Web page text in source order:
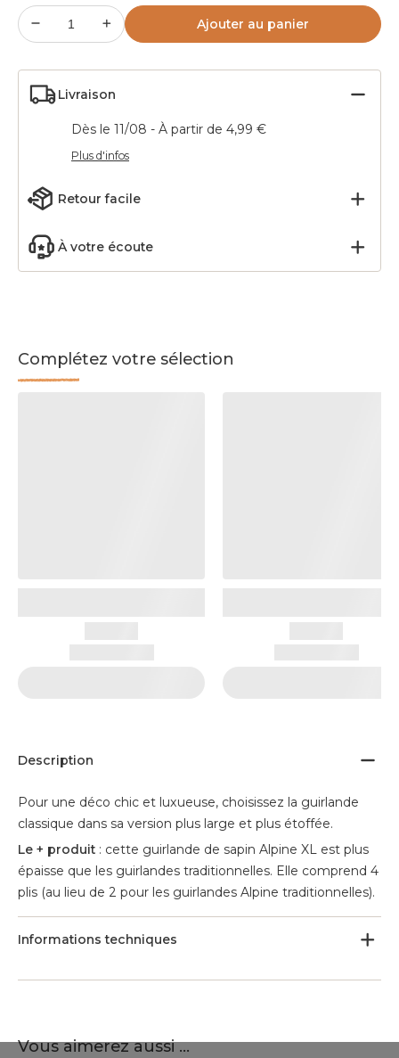
Ajouter au panier
Livraison
Dès le 11/08 - À partir de 4,99 €
Plus d'infos
Retour facile
À votre écoute
Complétez votre sélection
Description
Pour une déco chic et luxueuse, choisissez la guirlande
classique dans sa version plus large et plus étoffée.
Le + produit : cette guirlande de sapin Alpine XL est plus
épaisse que les guirlandes traditionnelles. Elle comprend 4
plis (au lieu de 2 pour les guirlandes Alpine traditionnelles).
Informations techniques
Vous aimerez aussi ...